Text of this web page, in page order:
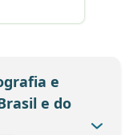
e
e do